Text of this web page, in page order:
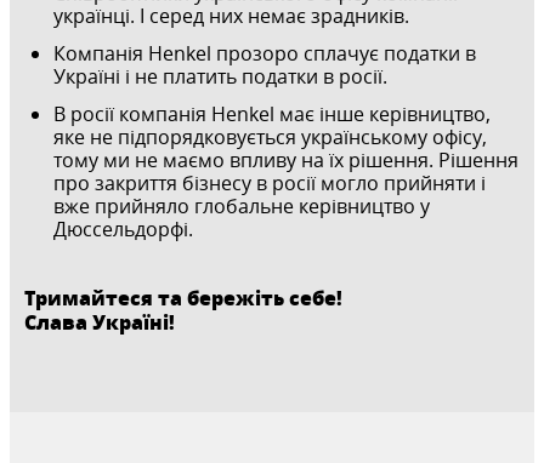
українці. І серед них немає зрадників.
Компанія Henkel прозоро сплачує податки в
Україні і не платить податки в росії.
В росії компанія Henkel має інше керівництво,
яке не підпорядковується українському офісу,
тому ми не маємо впливу на їх рішення. Рішення
про закриття бізнесу в росії могло прийняти і
вже прийняло глобальне керівництво у
Дюссельдорфі.
Тримайтеся та бережіть себе!
Слава Україні!